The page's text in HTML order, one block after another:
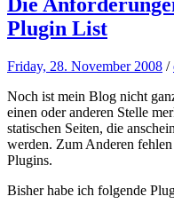
Die
Plugin List
Friday, 28. November 2008 /
Noch ist mein Blog nicht
einen oder anderen Stelle
statischen Seiten, die
werden. Zum Anderen
Plugins.
Bisher habe ich folgende